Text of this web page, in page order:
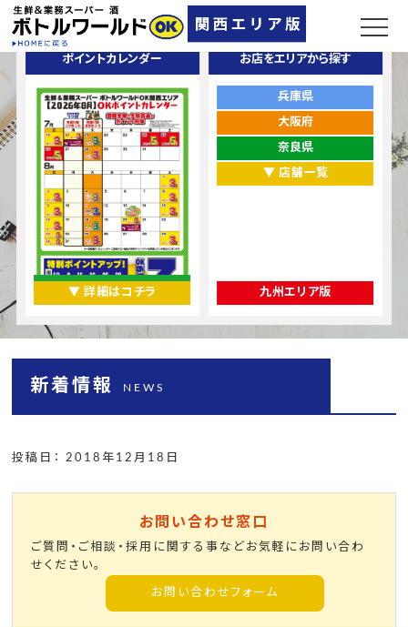
ポイントカレンダー
▼ 詳細はコチラ
お店をエリアから探す
兵庫県
大阪府
奈良県
▼ 店舗一覧
九州エリア版
新着情報 NEWS
投稿日： 2018年12月18日
お問い合わせ窓口
ご質問・ご相談・採用に関する事などお気軽にお問い合わ
せください。
お問い合わせフォーム